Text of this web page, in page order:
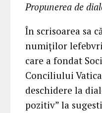
Propunerea de
În scrisoarea sa
numiților
care a fondat
Conciliului
deschidere la
pozitiv” la